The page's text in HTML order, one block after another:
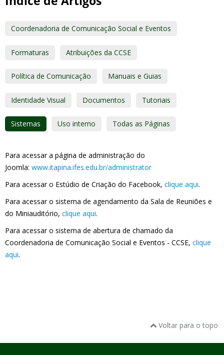
Coordenadoria de Comunicação Social e Eventos
Formaturas Atribuições da CCSE
Política de Comunicação Manuais e Guias
Identidade Visual Documentos Tutoriais
Sistemas Uso interno Todas as Páginas
Para acessar a página de administração do
Joomla: www.itapina.ifes.edu.br/administrator
Para acessar o Estúdio de Criação do Facebook, clique aqui.
Para acessar o sistema de agendamento da Sala de Reuniões e
do Miniauditório, clique aqui.
Para acessar o sistema de abertura de chamado da
Coordenadoria de Comunicação Social e Eventos - CCSE, clique
aqui.
Voltar para o topo